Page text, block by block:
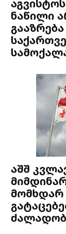
ნაწილი
აშშ